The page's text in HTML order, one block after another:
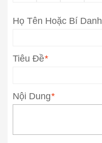
Họ Tên Hoặc Bí Danh
*
Tiêu Đề
*
Nội Dung